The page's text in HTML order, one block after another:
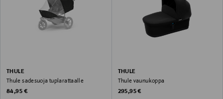
THULE
Thule sadesuoja tuplarattaalle
Original Price
84,95 €
THULE
Thule vaunukoppa
Original Price
295,95 €